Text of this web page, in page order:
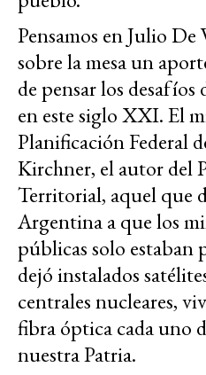
Pensamos en Julio
sobre la mesa un
de pensar los desafíos
en este siglo XXI. El
Planificación Federal
Kirchner, el autor del
Territorial, aquel que
Argentina a que los
públicas solo estaban
dejó instalados
centrales nucleares,
fibra óptica cada uno
nuestra Patria.